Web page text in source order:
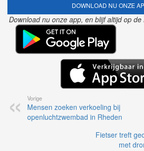
DOWNLOAD NU ONZE
Download nu onze app, en blijf altijd op
Vorige
Mensen zoeken verkoeling bij
openluchtzwembad in Rheden
Fietser treft
met